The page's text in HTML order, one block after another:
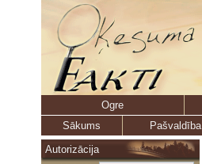
Ogre
Sākums
Pašvaldība
Autorizācija